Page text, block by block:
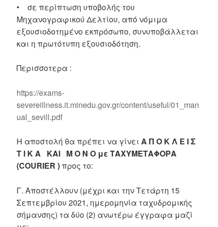
• σε περίπτωση υποβολής του
Μηχανογραφικού Δελτίου, από νόμιμα
εξουσιοδοτημένο εκπρόσωπο, συνυποβάλλεται
και η πρωτότυπη εξουσιοδότηση.
Περισσοτερα :
https://exams-
severeillness.it.minedu.gov.gr/content/useful/01_man
ual_sevill.pdf
Η αποστολή θα πρέπει να γίνειΑ Π Ο Κ Λ Ε Ι Σ
Τ Ι Κ Α ΚΑΙ Μ Ο Ν Ο με ΤΑΧΥΜΕΤΑΦΟΡΑ
(COURIER )προς το:
Γ. Αποστέλλουν (μέχρι και την Τετάρτη 15
Σεπτεμβρίου 2021, ημερομηνία ταχυδρομικής
σήμανσης) τα δύο (2) ανωτέρω έγγραφα μαζί